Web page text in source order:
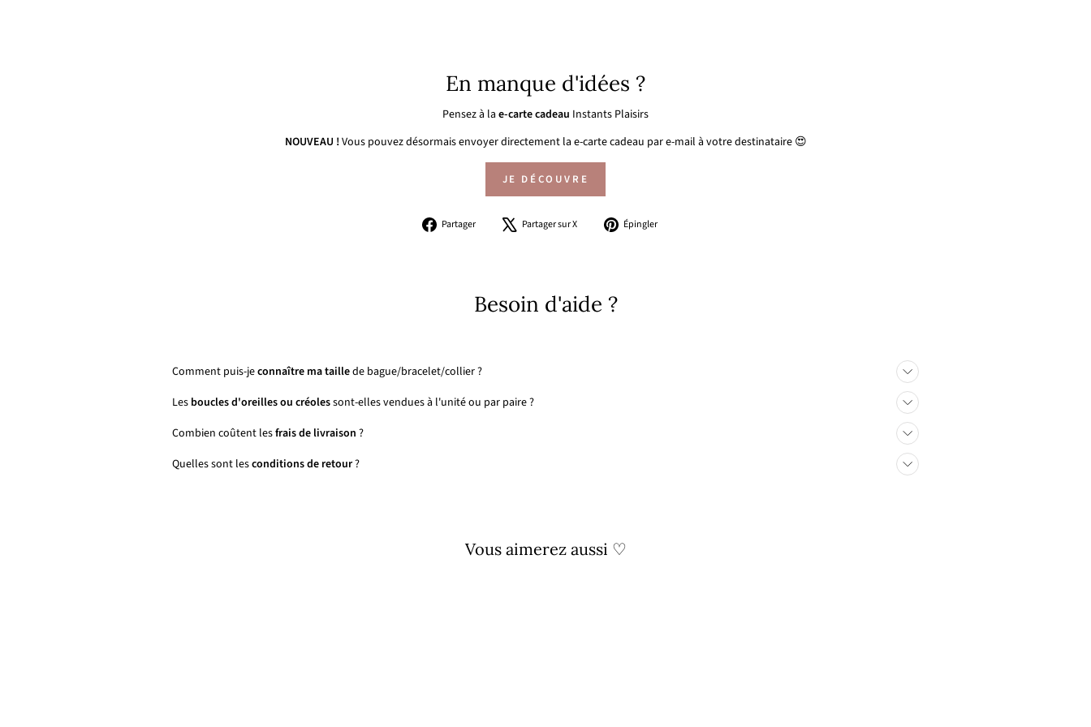
En manque d'idées ?
Pensez à la e-carte cadeau Instants Plaisirs
NOUVEAU !Vous pouvez désormais envoyer directement la e-carte cadeau par e-mail à votre destinataire 😍
JE DÉCOUVRE
Partager
PartagerPartager sur X
TweeterÉpingler
Besoin d'aide ?
Comment puis-jeconnaître ma taillede bague/bracelet/collier ?
Les boucles d'oreilles ou créolessont-elles vendues à l'unité ou par paire ?
Combien coûtent lesfrais de livraison ?
Quelles sont lesconditions de retour?
Vous aimerez aussi ♡